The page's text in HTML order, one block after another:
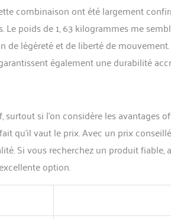
combinaison ont été largement
poids de 1, 63 kilogrammes me
de légèreté et de liberté de
également une durabilité
si l’on considère les avantages
qu’il vaut le prix. Avec un prix
Si vous recherchez un produit
option.